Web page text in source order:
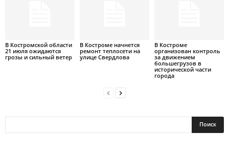
В Костромской области
21 июля ожидаются
грозы и сильный ветер
В Костроме начнется
ремонт теплосети на
улице Свердлова
В Костроме
организован контроль
за движением
большегрузов в
исторической части
города